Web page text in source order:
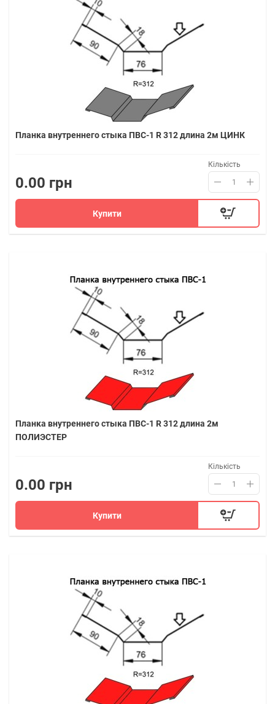
Планка внутреннего стыка ПВС-1 R 312 длина 2м ЦИНК
0.00 грн
Кількість
Купити
Планка внутреннего стыка ПВС-1 R 312 длина 2м
ПОЛИЭСТЕР
0.00 грн
Кількість
Купити